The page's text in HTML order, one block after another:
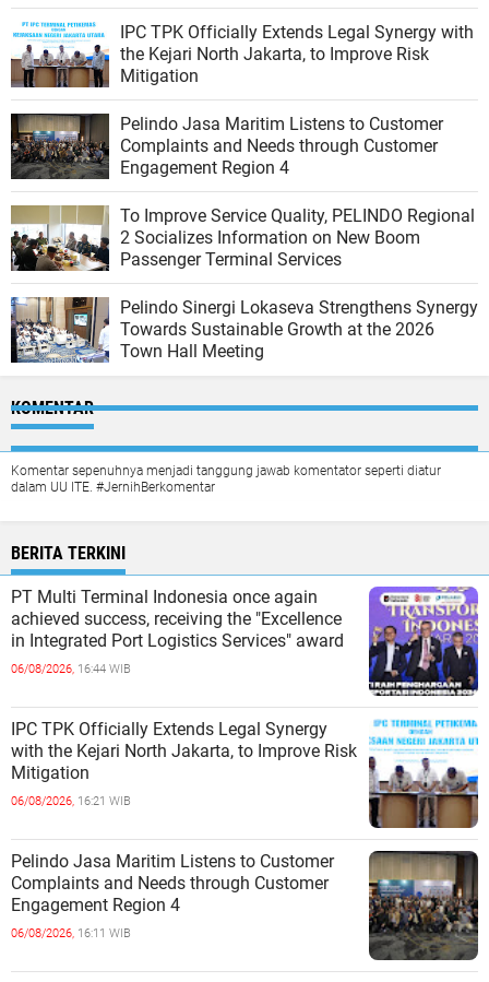
IPC TPK Officially Extends Legal Synergy with
the Kejari North Jakarta, to Improve Risk
Mitigation
Pelindo Jasa Maritim Listens to Customer
Complaints and Needs through Customer
Engagement Region 4
To Improve Service Quality, PELINDO Regional
2 Socializes Information on New Boom
Passenger Terminal Services
Pelindo Sinergi Lokaseva Strengthens Synergy
Towards Sustainable Growth at the 2026
Town Hall Meeting
KOMENTAR
Komentar sepenuhnya menjadi tanggung jawab komentator seperti diatur
dalam UU ITE. #JernihBerkomentar
BERITA TERKINI
PT Multi Terminal Indonesia once again
achieved success, receiving the "Excellence
in Integrated Port Logistics Services" award
06/08/2026, 16:44 WIB
IPC TPK Officially Extends Legal Synergy
with the Kejari North Jakarta, to Improve Risk
Mitigation
06/08/2026, 16:21 WIB
Pelindo Jasa Maritim Listens to Customer
Complaints and Needs through Customer
Engagement Region 4
06/08/2026, 16:11 WIB